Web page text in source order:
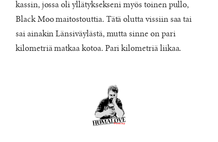
kassin, jossa oli yllätyksekseni myös toinen pullo,
Black Moo maitostouttia. Tätä olutta vissiin saa tai
sai ainakin Länsiväylästä, mutta sinne on pari
kilometriä matkaa kotoa. Pari kilometriä liikaa.